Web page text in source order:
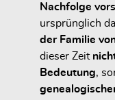
Nachfolge
ursprünglich
der Familie
dieser Zeit
Bedeutung,